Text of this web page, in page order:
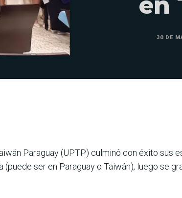
30 DE
Paraguay (UPTP) culminó con éxito sus
ser en Paraguay o Taiwán), luego se